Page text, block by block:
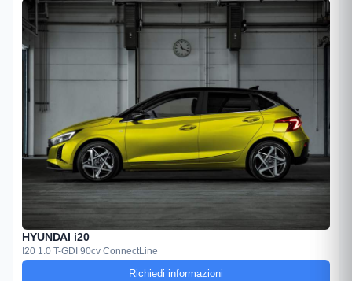
HYUNDAI i20
I20 1.0 T-GDI 90cv ConnectLine
Richiedi informazioni